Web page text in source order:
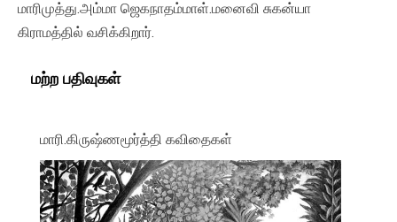
மாரிமுத்து.அம்மா ஜெகநாதம்மாள்.மனைவி சுகன்யா
கிராமத்தில் வசிக்கிறார்.
மற்ற பதிவுகள்
மாரி.கிருஷ்ணமூர்த்தி கவிதைகள்